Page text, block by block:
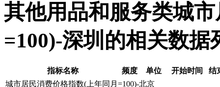
其他用品和服务类城
=100)-深圳的相关数据
指标名称 频度 单位 开始时间
结
城市居民消费价格指数(上年同月=100)-北京